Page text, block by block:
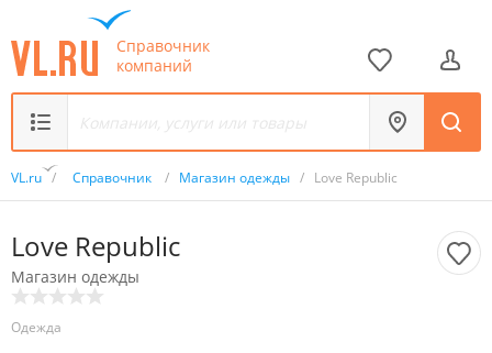
Справочник
компаний
VL.ru / Справочник / Магазин одежды / Love Republic
Love Republic
Магазин одежды
Одежда